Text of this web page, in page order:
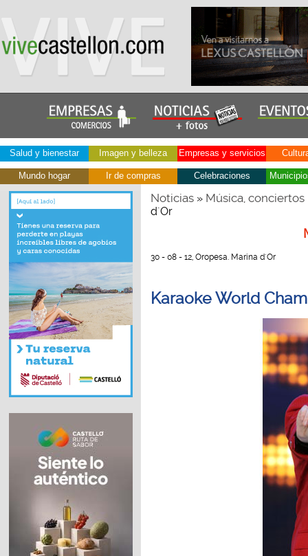
Salud y bienestar Imagen y belleza Empresas y servicios
Mundo hogar Ir de compras Celebraciones
Noticias» Música, conciertos
d´Or
30 - 08 - 12, Oropesa. Marina d´Or
Karaoke World